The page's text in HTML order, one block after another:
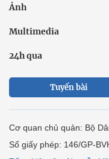
Ảnh
Multimedia
24h qua
Tuyến bài
Cơ quan chủ quản: Bộ
Số giấy phép: 146/GP-